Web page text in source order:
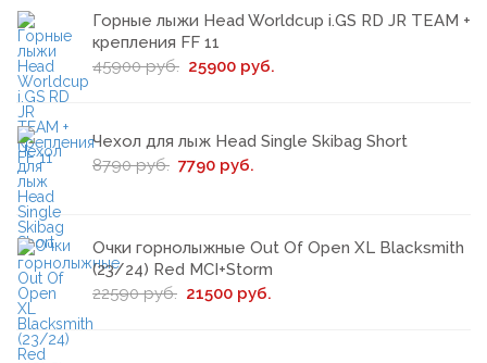
Горные лыжи Head Worldcup i.GS RD JR TEAM +
крепления FF 11
45900 руб. 25900 руб.
Чехол для лыж Head Single Skibag Short
8790 руб. 7790 руб.
Очки горнолыжные Out Of Open XL Blacksmith
(23/24) Red MCI+Storm
22590 руб. 21500 руб.